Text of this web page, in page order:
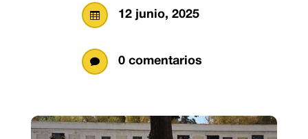
 12 junio, 2025
 0 comentarios